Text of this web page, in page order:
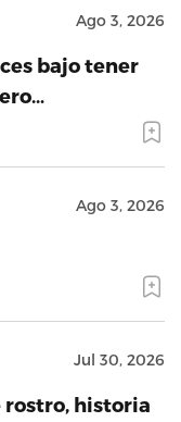
Ago 3, 2026
bajo tener
Ago 3, 2026
Jul 30, 2026
historia